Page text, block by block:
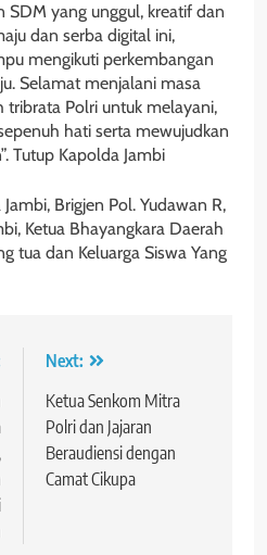
SDM yang unggul, kreatif dan
dan serba digital ini,
mengikuti perkembangan
Selamat menjalani masa
tribrata Polri untuk melayani,
hati serta mewujudkan
Tutup Kapolda Jambi
Brigjen Pol. Yudawan R,
Ketua Bhayangkara Daerah
tua dan Keluarga Siswa Yang
Next:
Ketua Senkom Mitra
Polri dan Jajaran
Beraudiensi dengan
Camat Cikupa